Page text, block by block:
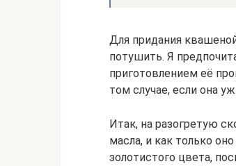
Для придания
потушить. Я
приготовлением её
том случае, если она
Итак, на разогретую
масла, и как только
золотистого цвета,